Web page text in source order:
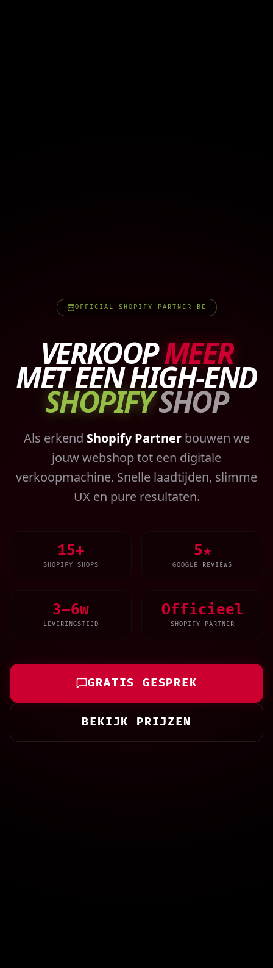
OFFICIAL_SHOPIFY_PARTNER_BE
VERKOOPMEER
MET EEN HIGH-END
SHOPIFYSHOP
Als erkend Shopify Partnerbouwen we
jouw webshop tot een digitale
verkoopmachine. Snelle laadtijden, slimme
UX en pure resultaten.
15+
SHOPIFY SHOPS
5★
GOOGLE REVIEWS
3–6w
LEVERINGSTIJD
Officieel
SHOPIFY PARTNER
GRATIS GESPREK
BEKIJK PRIJZEN